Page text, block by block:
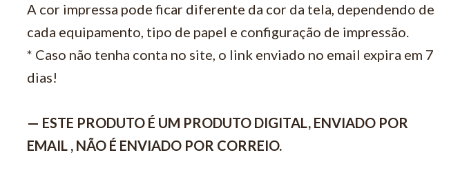
A cor impressa pode ficar diferente da cor da tela, dependendo de
cada equipamento, tipo de papel e configuração de impressão.
* Caso não tenha conta no site, o link enviado no email expira em 7
dias!
— ESTE PRODUTO É UM PRODUTO DIGITAL, ENVIADO POR
EMAIL , NÃO É ENVIADO POR CORREIO.